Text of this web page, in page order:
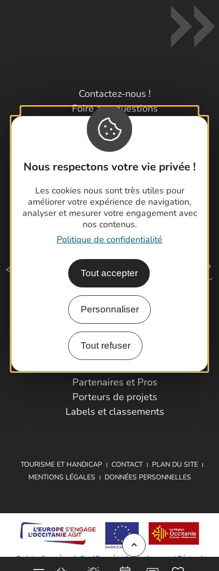
Nous respectons votre vie privée !
Les cookies nous sont très utiles pour
améliorer votre expérience de navigation,
analyser et mesurer votre engagement avec
nos contenus.
Politique de confidentialité
Tout accepter
Personnaliser
Tout refuser
Contactez-nous !
Foire aux questions
Brochures
Cartoguides et Topoguides
Latitude Gard
Comment venir ?
Espace Pro
Partenaires et Pros
Porteurs de projets
Labels et classements
TOURISME ET HANDICAP CONTACT
PLAN DU SITE
MENTIONS LÉGALES
DONNÉES PERSONNELLES
Projet cofinancé par le Fond Européen de Développement Régional